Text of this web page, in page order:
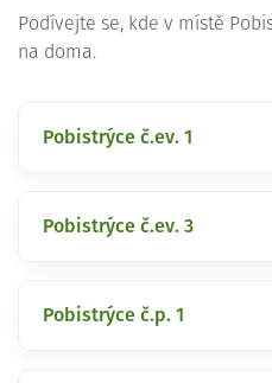
Podívejte se, kde v místě
na doma.
Pobistrýce č.ev. 1
Pobistrýce č.ev. 3
Pobistrýce č.p. 1